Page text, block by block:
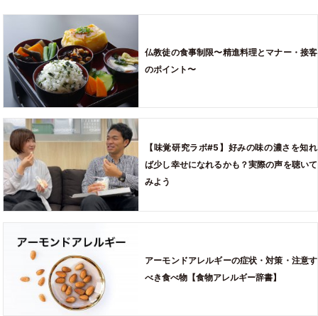
仏教徒の食事制限〜精進料理とマナー・接客
のポイント〜
【味覚研究ラボ#5】好みの味の濃さを知れ
ば少し幸せになれるかも？実際の声を聴いて
みよう
アーモンドアレルギーの症状・対策・注意す
べき食べ物【食物アレルギー辞書】